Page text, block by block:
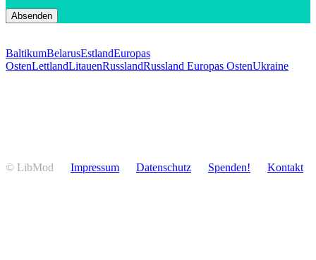
BaltikumBelarusEstlandEuropas
OstenLettlandLitauenRusslandRussland Europas OstenUkraine
© LibMod Impressum Daten­schutz Spenden! Kontakt